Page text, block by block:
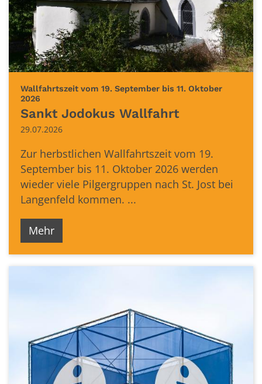
Wallfahrtszeit vom 19. September bis 11. Oktober
2026
Sankt Jodokus Wallfahrt
29.07.2026
Zur herbstlichen Wallfahrtszeit vom 19.
September bis 11. Oktober 2026 werden
wieder viele Pilgergruppen nach St. Jost bei
Langenfeld kommen. ...
Mehr